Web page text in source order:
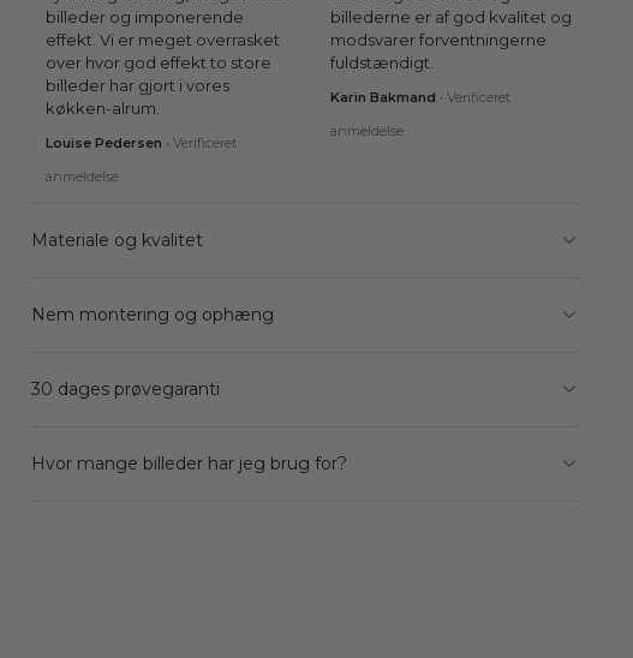
billeder og imponerende
effekt. Vi er meget overrasket
over hvor god effekt to store
billeder har gjort i vores
køkken-alrum.
Louise Pedersen • Verificeret
anmeldelse
billederne er af god kvalitet og
modsvarer forventningerne
fuldstændigt.
Karin Bakmand • Verificeret
anmeldelse
Materiale og kvalitet
Nem montering og ophæng
30 dages prøvegaranti
Hvor mange billeder har jeg brug for?